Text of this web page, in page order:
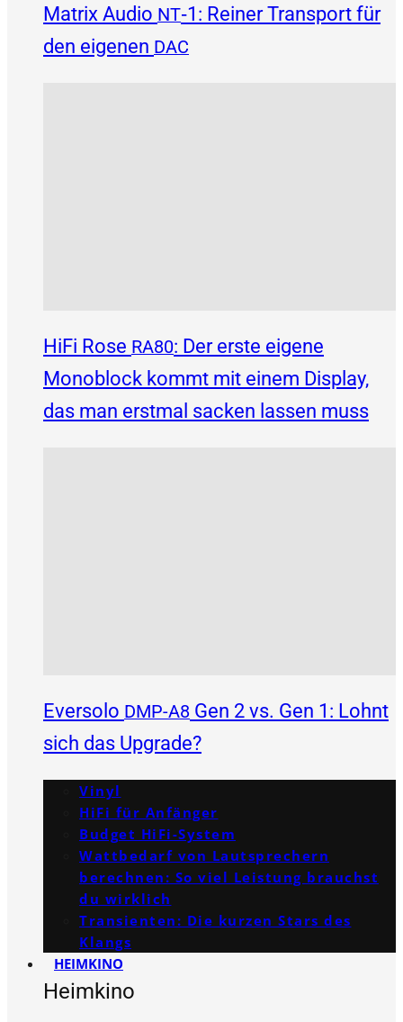
Matrix Audio NT‑1: Reiner Transport für
den eigenen DAC
HiFi Rose RA80: Der erste eigene
Monoblock kommt mit einem Display,
das man erstmal sacken lassen muss
Eversolo DMP-A8 Gen 2 vs. Gen 1: Lohnt
sich das Upgrade?
Vinyl
HiFi für Anfänger
Budget HiFi-System
Wattbedarf von Lautsprechern
berechnen: So viel Leistung brauchst
du wirklich
Transienten: Die kurzen Stars des
Klangs
HEIMKINO
Heimkino